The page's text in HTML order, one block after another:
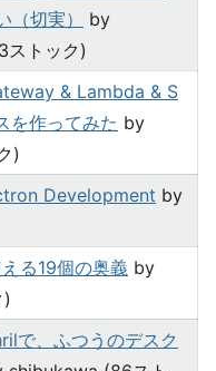
切実）
by
トック)
& Lambda & S
を作ってみた by
)
Development by
る19個の奥義 by
で、ふつうのデスク